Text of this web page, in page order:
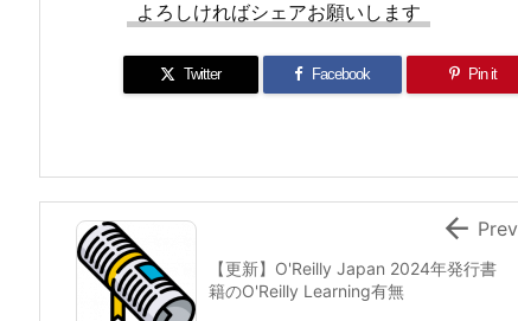
よろしければシェアお願いします
Twitter Facebook Pin it
【更新】O'Reilly Japan 2024年発行書
籍のO'Reilly Learning有無
 Prev